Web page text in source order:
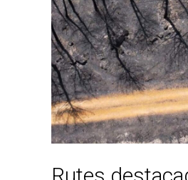
destacades
amb
moto:
coneix
la
iniciativa
de
Ruta